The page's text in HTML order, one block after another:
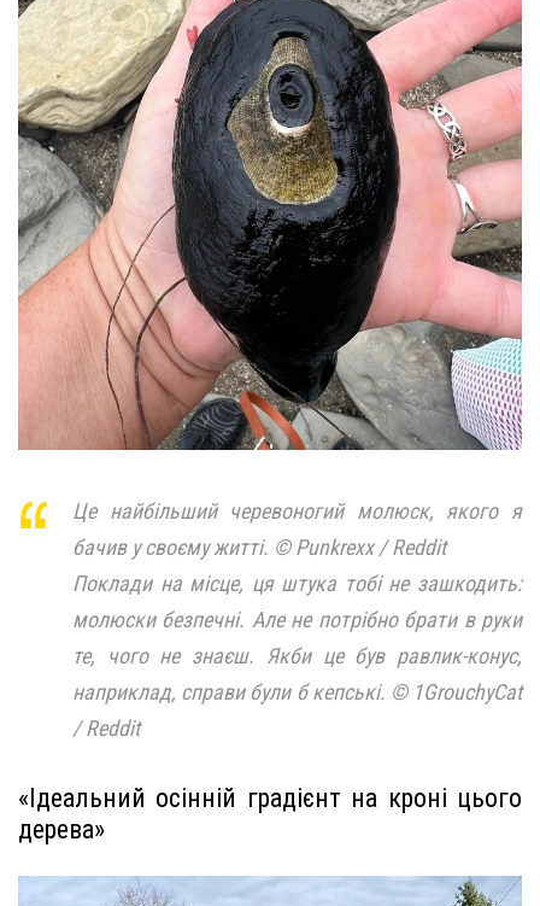
Це найбільший черевоногий молюск, якого я
бачив у своєму житті. © Punkrexx / Reddit
Поклади на місце, ця штука тобі не зашкодить:
молюски безпечні. Але не потрібно брати в руки
те, чого не знаєш. Якби це був равлик-конус,
наприклад, справи були б кепські. © 1GrouchyCat
/ Reddit
«Ідеальний осінній градієнт на кроні цього
дерева»